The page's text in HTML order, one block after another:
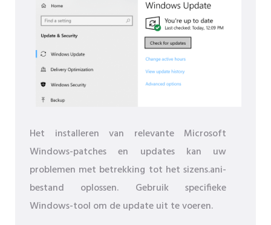
Het installeren van relevante Microsoft
Windows-patches en updates kan uw
problemen met betrekking tot het sizens.ani-
bestand oplossen. Gebruik specifieke
Windows-tool om de update uit te voeren.